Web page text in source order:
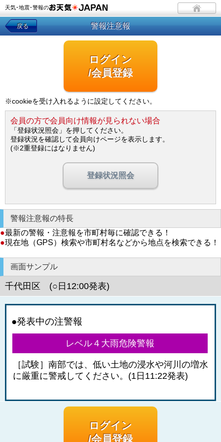
天気･地震･警報の
戻る 警報注意報
ログイン
/会員登録
※cookieを受け入れるように設定してください。
会員の方で会員向け情報が見られない場合
「登録状況照会」を押してください。
登録状況を確認して会員向けページを表示します。
(※2重登録にはなりません)
登録状況照会
警報注意報の特長
●最新の警報・注意報を市町村毎に確認できる！
●現在地（GPS）検索や市町村名などから地点を検索できる！
画面サンプル
千代田区 (○日12:00発表)
●発表中の注警報
レベル４大雨危険警報
［試験］南部では、低い土地の浸水や河川の増水
に厳重に警戒してください。(1日11:22発表)
ログイン
/会員登録